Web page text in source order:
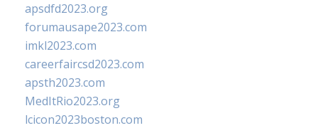
apsdfd2023.org
forumausape2023.com
imkl2023.com
careerfaircsd2023.com
apsth2023.com
MedItRio2023.org
lcicon2023boston.com